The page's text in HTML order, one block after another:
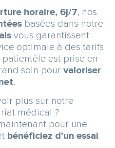
horaire, 6j/7, nos
basées dans notre
vous garantissent
optimale à des tarifs
est prise en
soin pour valoriser
.
plus sur notre
médical ?
pour une
bénéficiez d’un essai